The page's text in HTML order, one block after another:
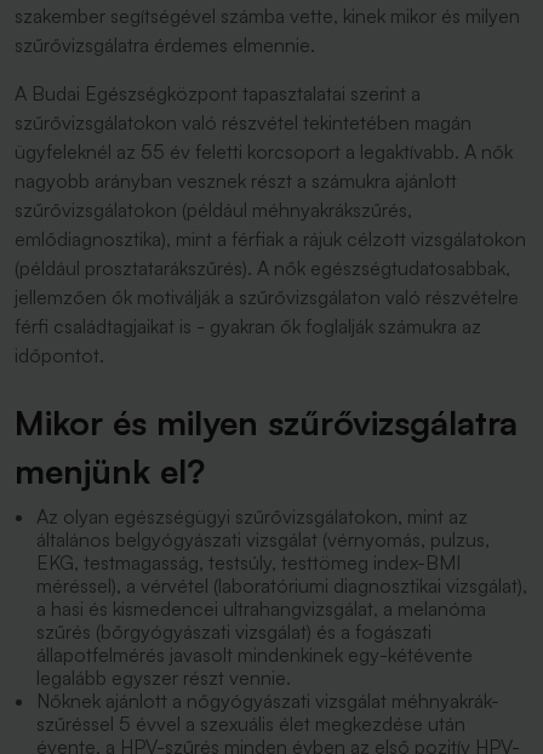
szakember segítségével számba vette, kinek mikor és milyen
szűrővizsgálatra érdemes elmennie.
A Budai Egészségközpont tapasztalatai szerint a
szűrővizsgálatokon való részvétel tekintetében magán
ügyfeleknél az 55 év feletti korcsoport a legaktívabb. A nők
nagyobb arányban vesznek részt a számukra ajánlott
szűrővizsgálatokon (például méhnyakrákszűrés,
emlődiagnosztika), mint a férfiak a rájuk célzott vizsgálatokon
(például prosztatarákszűrés). A nők egészségtudatosabbak,
jellemzően ők motiválják a szűrővizsgálaton való részvételre
férfi családtagjaikat is - gyakran ők foglalják számukra az
időpontot.
Mikor és milyen szűrővizsgálatra
menjünk el?
Az olyan egészségügyi szűrővizsgálatokon, mint az
általános belgyógyászati vizsgálat (vérnyomás, pulzus,
EKG, testmagasság, testsúly, testtömeg index-BMI
méréssel), a vérvétel (laboratóriumi diagnosztikai vizsgálat),
a hasi és kismedencei ultrahangvizsgálat, a melanóma
szűrés (bőrgyógyászati vizsgálat) és a fogászati
állapotfelmérés javasolt mindenkinek egy-kétévente
legalább egyszer részt vennie.
Nőknek ajánlott a nőgyógyászati vizsgálat méhnyakrák-
szűréssel 5 évvel a szexuális élet megkezdése után
évente, a HPV-szűrés minden évben az első pozitív HPV-